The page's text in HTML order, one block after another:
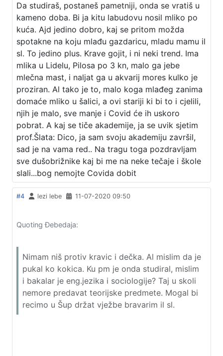
Da studiraš, postaneš pametniji, onda se vratiš u
kameno doba. Bi ja kitu labudovu nosil mliko po
kuća. Ajd jedino dobro, kaj se pritom možda
spotakne na koju mlađu gazdaricu, mladu mamu il
sl. To jedino plus. Krave gojit, i ni neki trend. Ima
mlika u Lidelu, Pilosa po 3 kn, malo ga jebe
mlečna mast, i naljat ga u akvarij mores kulko je
proziran. Al tako je to, malo koga mlađeg zanima
domaće mliko u šalici, a ovi stariji ki bi to i cjelili,
njih je malo, sve manje i Covid će ih uskoro
pobrat. A kaj se tiče akademije, ja se uvik sjetim
prof.Šlata: Dico, ja sam svoju akademiju završil,
sad je na vama red.. Na tragu toga pozdravljam
sve dušobrižnike kaj bi me na neke tečaje i škole
slali...bog nemojte Covida dobit
#4 lezi lebe 11-07-2020 09:50
Quoting Đebedaja:
Nimam niš protiv kravic i dečka. Al mislim da je
pukal ko kokica. Ku pm je onda studiral, mislim
i bakalar je eng.jezika i sociologije? Taj u skoli
nemore predavat teorijske predmete. Mogal bi
recimo u Šup držat vježbe bravarim il sl.